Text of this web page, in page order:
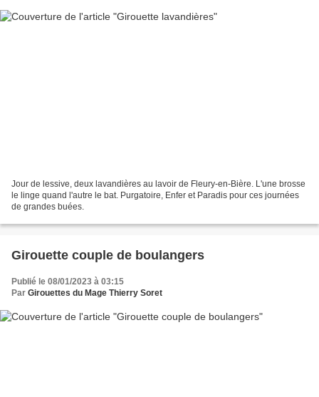
Jour de lessive, deux lavandières au lavoir de Fleury-en-Bière. L'une brosse
le linge quand l'autre le bat. Purgatoire, Enfer et Paradis pour ces journées
de grandes buées.
Girouette couple de boulangers
Publié le 08/01/2023 à 03:15
Par Girouettes du Mage Thierry Soret